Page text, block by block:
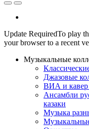
Update RequiredTo play
your browser to a recent
Музыкальные
Джазовые
ВИА и
Ансамбли
казаки
Музыка